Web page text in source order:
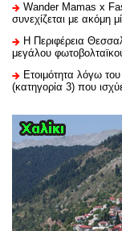
Wander Mamas x
συνεχίζεται με ακόμη
H Περιφέρεια
μεγάλου
Ετοιμότητα λόγω
(κατηγορία 3) που